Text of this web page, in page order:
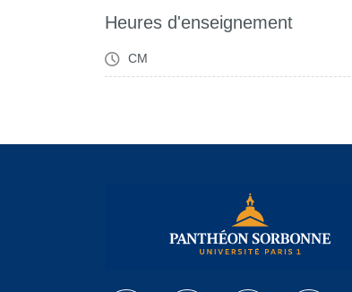
Heures d'enseignement
CM